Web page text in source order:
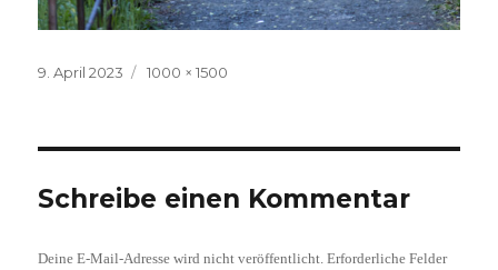
Veröffentlicht
9. April 2023
Volle
1000 × 1500
Schreibe einen Kommentar
Deine E-Mail-Adresse wird nicht veröffentlicht. Erforderliche Felder